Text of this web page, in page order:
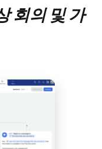
회의 및 가